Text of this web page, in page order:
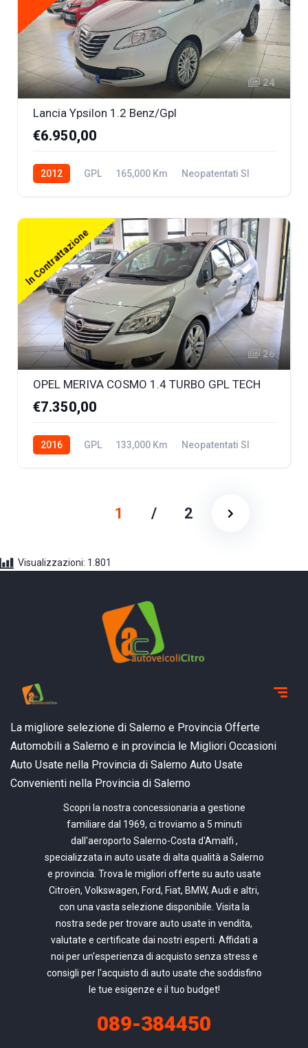
24
Lancia Ypsilon 1.2 Benz/Gpl
€6.950,00
2012 GPL 165,000 Km Neopatentati SI
In Contrattazione
26
OPEL MERIVA COSMO 1.4 TURBO GPL TECH
€7.350,00
2016 GPL 133,000 Km Neopatentati SI
1 / 2
Visualizzazioni: 1.801
La migliore selezione di Salerno e Provincia Offerte
Automobili a Salerno e in provincia le Migliori Occasioni
Auto Usate nella Provincia di Salerno Auto Usate
Convenienti nella Provincia di Salerno
Scopri la nostra concessionaria a gestione
familiare dal 1969, ci troviamo a 5 minuti
dall'aeroporto Salerno-Costa d'Amalfi ,
specializzata in auto usate di alta qualità a Salerno
e provincia. Trova le migliori offerte su auto usate
Citroën, Volkswagen, Ford, Fiat, BMW, Audi e altri,
con una vasta selezione disponibile. Visita la
nostra sede per trovare auto usate in vendita,
valutate e certificate dai nostri esperti. Affidati a
noi per un'esperienza di acquisto senza stress e
consigli per l'acquisto di auto usate che soddisfino
le tue esigenze e il tuo budget!
089-384450